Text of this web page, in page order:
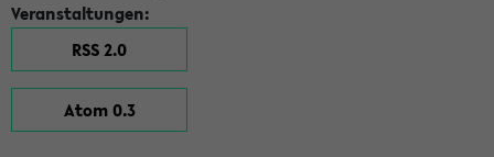
Veranstaltungen:
RSS 2.0
Atom 0.3